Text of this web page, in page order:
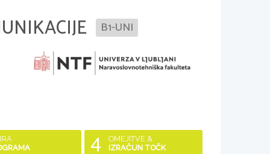
B1-UNI
4
OMEJITVE &
IZRAČUN TOČK